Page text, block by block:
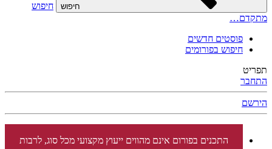
חיפוש
חיפוש
מתקדם…
פוסטים חדשים
חיפוש בפורומים
תפריט
התחבר
הירשם
התכנים בפורום אינם מהווים ייעוץ מקצועי מכל סוג, לרבות